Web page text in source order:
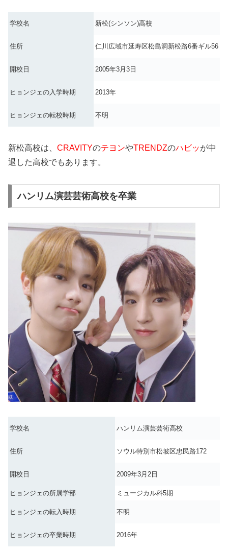
学校名 新松(シンソン)高校
住所 仁川広域市延寿区松島洞新松路6番ギル56
開校日 2005年3月3日
ヒョンジェの入学時期 2013年
ヒョンジェの転校時期 不明
新松高校は、 CRAVITYのテヨンやTRENDZのハビッが中
退した高校でもあります。
ハンリム演芸芸術高校を卒業
学校名 ハンリム演芸芸術高校
住所 ソウル特別市松坡区忠民路172
開校日 2009年3月2日
ヒョンジェの所属学部 ミュージカル科5期
ヒョンジェの転入時期 不明
ヒョンジェの卒業時期 2016年